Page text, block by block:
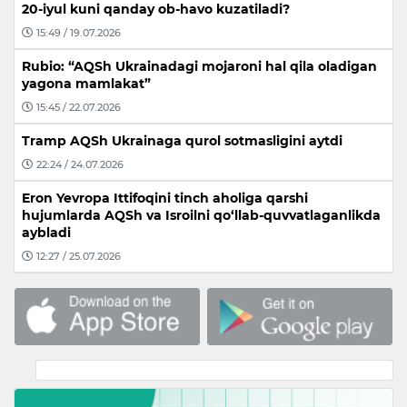
20-iyul kuni qanday ob-havo kuzatiladi?
15:49 / 19.07.2026
Rubio: “AQSh Ukrainadagi mojaroni hal qila oladigan
yagona mamlakat”
15:45 / 22.07.2026
Tramp AQSh Ukrainaga qurol sotmasligini aytdi
22:24 / 24.07.2026
Eron Yevropa Ittifoqini tinch aholiga qarshi
hujumlarda AQSh va Isroilni qo‘llab-quvvatlaganlikda
aybladi
12:27 / 25.07.2026